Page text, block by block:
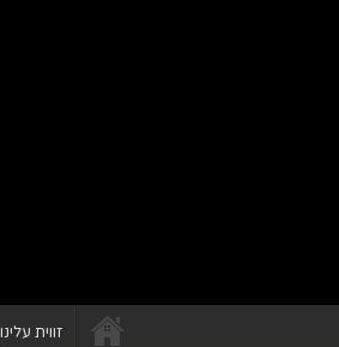
זווית עלינו